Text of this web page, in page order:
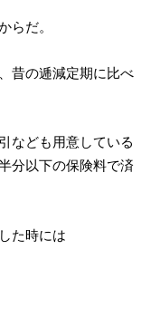
らだ。
昔の逓減定期に比べ
なども用意している
分以下の保険料で済
た時には